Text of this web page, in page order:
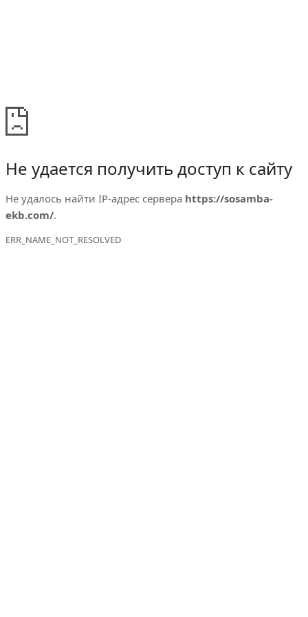
Не удается получить доступ к сайту
Не удалось найти IP-адрес сервера https://sosamba-
ekb.com/.
ERR_NAME_NOT_RESOLVED